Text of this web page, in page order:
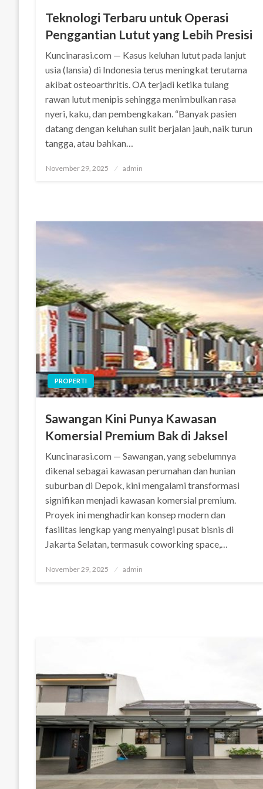
Teknologi Terbaru untuk Operasi
Penggantian Lutut yang Lebih Presisi
Kuncinarasi.com — Kasus keluhan lutut pada lanjut
usia (lansia) di Indonesia terus meningkat terutama
akibat osteoarthritis. OA terjadi ketika tulang
rawan lutut menipis sehingga menimbulkan rasa
nyeri, kaku, dan pembengkakan. “Banyak pasien
datang dengan keluhan sulit berjalan jauh, naik turun
tangga, atau bahkan…
Posted
November 29, 2025 admin
PROPERTI
Sawangan Kini Punya Kawasan
Komersial Premium Bak di Jaksel
Kuncinarasi.com — Sawangan, yang sebelumnya
dikenal sebagai kawasan perumahan dan hunian
suburban di Depok, kini mengalami transformasi
signifikan menjadi kawasan komersial premium.
Proyek ini menghadirkan konsep modern dan
fasilitas lengkap yang menyaingi pusat bisnis di
Jakarta Selatan, termasuk coworking space,…
Posted
November 29, 2025 admin